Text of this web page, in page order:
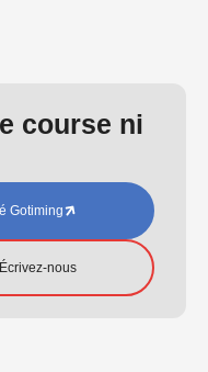
course ni
Gotiming
nous